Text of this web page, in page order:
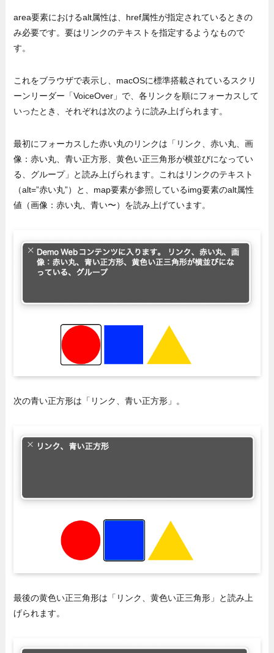
area要素におけるalt属性は、href属性が指定されているときの
み必要です。要はリンクのテキストを指定するようなもので
す。
これをブラウザで表示し、macOSに標準搭載されているスクリ
ーンリーダー「VoiceOver」で、各リンクを順にフォーカスして
いったとき、それぞれは次のように読み上げられます。
最初にフォーカスした赤い丸のリンクは「リンク、赤い丸、画
像：赤い丸、青い正方形、黄色い正三角形が横並びになってい
る、グループ」と読み上げられます。これはリンクのテキスト
（alt=”赤い丸”）と、map要素が参照しているimg要素のalt属性
値（画像：赤い丸、青い〜）を読み上げています。
次の青い正方形は「リンク、青い正方形」。
最後の黄色い正三角形は「リンク、黄色い正三角形」と読み上
げられます。